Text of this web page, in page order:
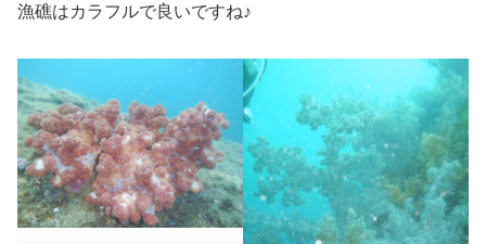
漁礁はカラフルで良いですね♪